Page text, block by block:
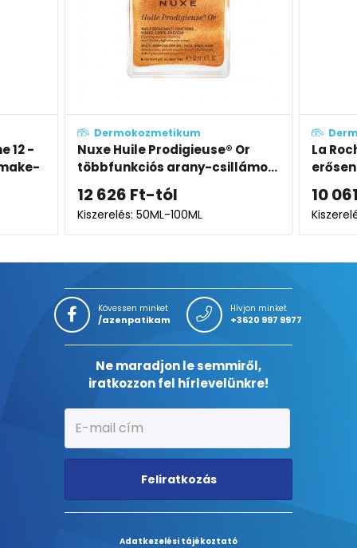
Or
csillámo...
Dermokozmetikum
La Roche-Posay Toleriane 10 -
erősen fedő, korrekciós make-
up SPF25
10 061
Kiszerelés: 30ML
Kövessen minket
/azenpatikam
Hívjon minket
+3620 997 9977
Ne maradjon le semmiről,
iratkozzon fel hírlevelünkre!
Feliratkozás
Adatkezelési tájékoztató